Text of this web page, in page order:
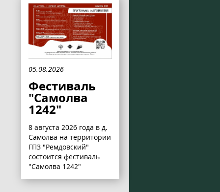
05.08.2026
Фестиваль
"Самолва
1242"
8 августа 2026 года в д.
Самолва на территории
ГПЗ "Ремдовский"
состоится фестиваль
"Самолва 1242"